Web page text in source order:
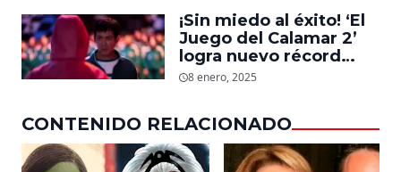
daño que le hizo la
industria a su cuerpo
¡Sin miedo al éxito! ‘El
Juego del Calamar 2’
logra nuevo récord
mundial en tan solo 11
8 enero, 2025
CONTENIDO RELACIONADO